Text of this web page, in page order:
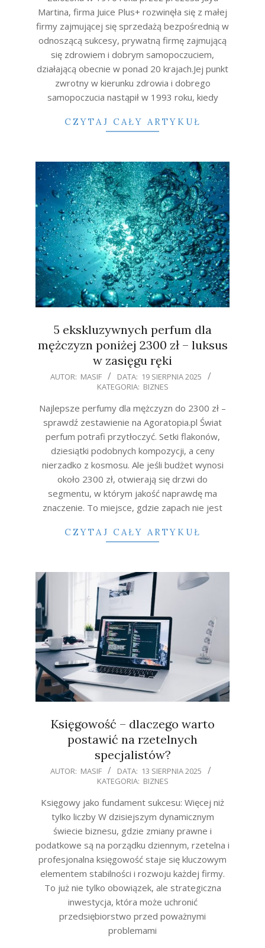
Martina, firma Juice Plus+ rozwinęła się z małej
firmy zajmującej się sprzedażą bezpośrednią w
odnoszącą sukcesy, prywatną firmę zajmującą
się zdrowiem i dobrym samopoczuciem,
działającą obecnie w ponad 20 krajach.Jej punkt
zwrotny w kierunku zdrowia i dobrego
samopoczucia nastąpił w 1993 roku, kiedy
CZYTAJ CAŁY ARTYKUŁ
5 ekskluzywnych perfum dla
mężczyzn poniżej 2300 zł – luksus
w zasięgu ręki
2025-
19
AUTOR: MASIF DATA: 19 SIERPNIA 2025
KATEGORIA: BIZNES
Najlepsze perfumy dla mężczyzn do 2300 zł –
sprawdź zestawienie na Agoratopia.pl Świat
perfum potrafi przytłoczyć. Setki flakonów,
dziesiątki podobnych kompozycji, a ceny
nierzadko z kosmosu. Ale jeśli budżet wynosi
około 2300 zł, otwierają się drzwi do
segmentu, w którym jakość naprawdę ma
znaczenie. To miejsce, gdzie zapach nie jest
CZYTAJ CAŁY ARTYKUŁ
Księgowość – dlaczego warto
postawić na rzetelnych
specjalistów?
2025-
13
AUTOR: MASIF DATA: 13 SIERPNIA 2025
KATEGORIA: BIZNES
Księgowy jako fundament sukcesu: Więcej niż
tylko liczby W dzisiejszym dynamicznym
świecie biznesu, gdzie zmiany prawne i
podatkowe są na porządku dziennym, rzetelna i
profesjonalna księgowość staje się kluczowym
elementem stabilności i rozwoju każdej firmy.
To już nie tylko obowiązek, ale strategiczna
inwestycja, która może uchronić
przedsiębiorstwo przed poważnymi
problemami